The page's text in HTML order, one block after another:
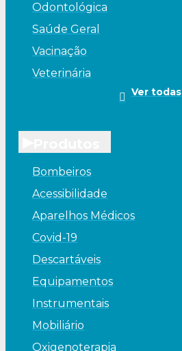
Odontológica
Saúde Geral
Vacinação
Veterinária
Ver todas
Bombeiros
Acessibilidade
Aparelhos Médicos
Covid-19
Descartáveis
Equipamentos
Instrumentais
Mobiliário
Oxigenoterapia